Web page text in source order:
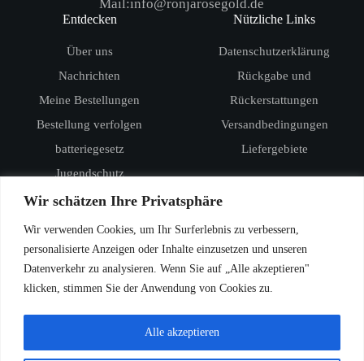
Wir schätzen Ihre Privatsphäre
Wir verwenden Cookies, um Ihr Surferlebnis zu verbessern,
personalisierte Anzeigen oder Inhalte einzusetzen und unseren
Datenverkehr zu analysieren. Wenn Sie auf „Alle akzeptieren"
klicken, stimmen Sie der Anwendung von Cookies zu.
Alle akzeptieren
Mail:info@ronjarosegold.de
Entdecken
Über uns
Nachrichten
Meine Bestellungen
Bestellung verfolgen
batteriegesetz
Jugendschutz
Nützliche Links
Datenschutzerklärung
Rückgabe und
Rückerstattungen
Versandbedingungen
Liefergebiete
RandM Digital Box 12000
RandM Tornado 15000
Vozol Star 20000
Vozol Star 40000